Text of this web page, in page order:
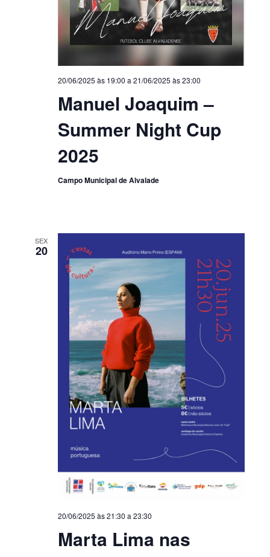
Manuel Joaquim –
Summer Night Cup
2025
20/06/2025 às 19:00 a 21/06/2025 às 23:00
Campo Municipal de Alvalade
SEX
20
Marta Lima nas
20/06/2025 às 21:30 a 23:30